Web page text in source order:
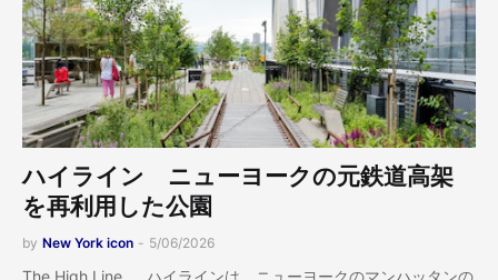
ハイライン ニューヨークの元鉄道高架
を再利用した公園
by New York icon - 5/06/2026
The High Line ハイラインは、ニューヨークのマンハッタンの